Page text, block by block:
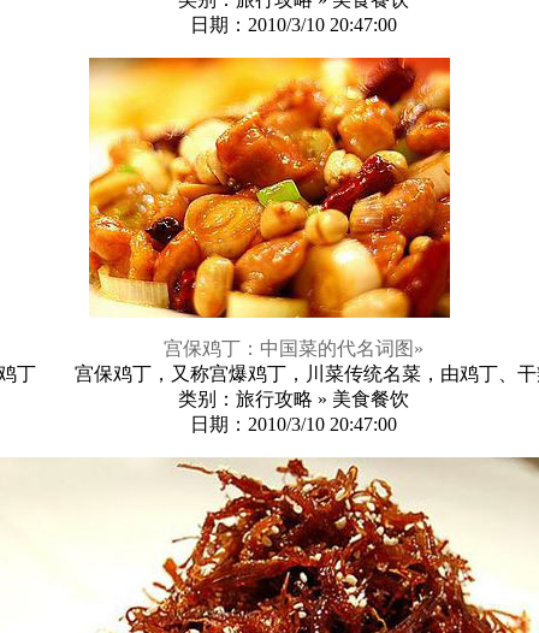
日期：2010/3/10 20:47:00
宫保鸡丁：中国菜的代名词图 »
丁 宫保鸡丁，又称宫爆鸡丁，川菜传统名菜，由鸡丁、干
类别：旅行攻略 » 美食餐饮
日期：2010/3/10 20:47:00